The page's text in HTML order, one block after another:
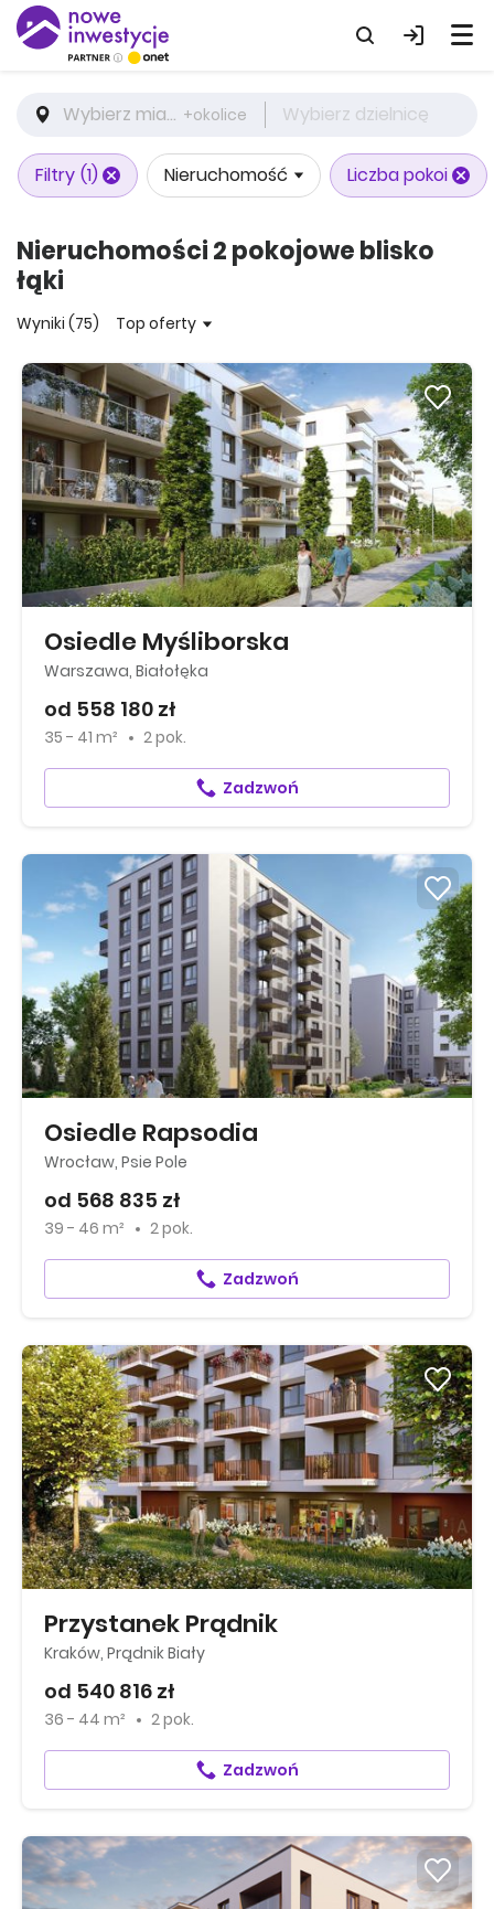
Wybierz miasto +okolice Wybierz dzielnicę
Filtry (1) Nieruchomość Liczba pokoi
Nieruchomości 2 pokojowe blisko
łąki
Wyniki (75) Top oferty
Osiedle Myśliborska
Warszawa, Białołęka
od 558 180 zł
35 - 41 m² 2 pok.
Zadzwoń
Osiedle Rapsodia
Wrocław, Psie Pole
od 568 835 zł
39 - 46 m² 2 pok.
Zadzwoń
Przystanek Prądnik
Kraków, Prądnik Biały
od 540 816 zł
36 - 44 m² 2 pok.
Zadzwoń